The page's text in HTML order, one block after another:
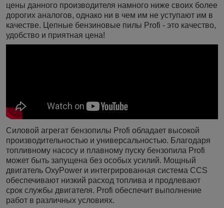
цены данного производителя намного ниже своих более
дорогих аналогов, однако ни в чем им не уступают им в
качестве. Цепные бензиновые пилы Profi - это качество,
удобство и приятная цена!
Силовой агрегат бензопилы Profi обладает высокой
производительностью и универсальностью. Благодаря
топливному насосу и плавному пуску бензопила Profi
может быть запущена без особых усилий. Мощный
двигатель OxyPower и интегрированная система CCS
обеспечивают низкий расход топлива и продлевают
срок службы двигателя. Profi обеспечит выполнение
работ в различных условиях.